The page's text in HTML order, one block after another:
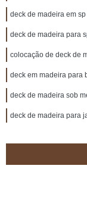
deck de madeira em
deck de madeira para
colocação de deck de
deck em madeira para
deck de madeira sob
deck de madeira para